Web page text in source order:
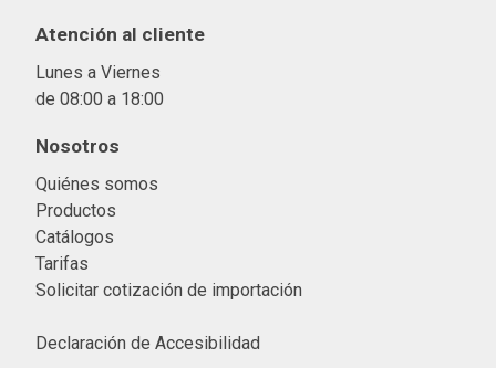
Atención al cliente
Lunes a Viernes
de 08:00 a 18:00
Nosotros
Quiénes somos
Productos
Catálogos
Tarifas
Solicitar cotización de importación
Declaración de Accesibilidad